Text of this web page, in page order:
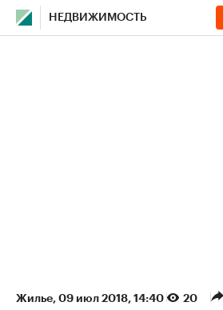
НЕДВИЖИМОСТЬ
Жилье⁠, 09 июл 2018, 14:40 20